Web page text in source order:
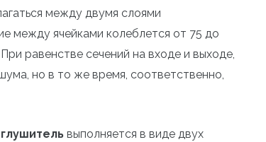
между двумя слоями
между ячейками колеблется от 75 до
равенстве сечений на входе и выходе,
но в то же время, соответственно,
выполняется в виде двух